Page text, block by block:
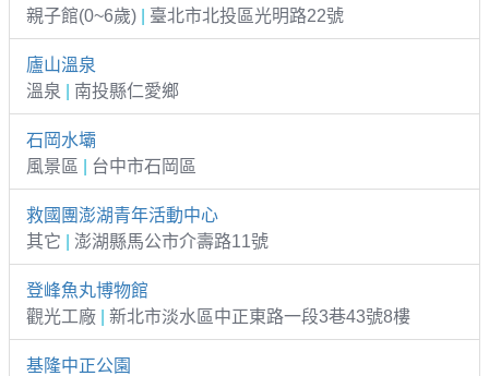
親子館(0~6歲)
臺北市北投區光明路22號
廬山溫泉
溫泉
南投縣仁愛鄉
石岡水壩
風景區
台中市石岡區
救國團澎湖青年活動中心
其它
澎湖縣馬公市介壽路11號
登峰魚丸博物館
觀光工廠
新北市淡水區中正東路一段3巷43號8樓
基隆中正公園